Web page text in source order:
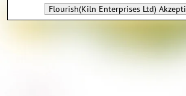
Flourish(Kiln Enterprises Ltd)